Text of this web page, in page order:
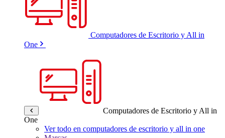
Computadores de Escritorio y All in
One
Computadores de Escritorio y All in
One
Ver todo en computadores de escritorio y all in one